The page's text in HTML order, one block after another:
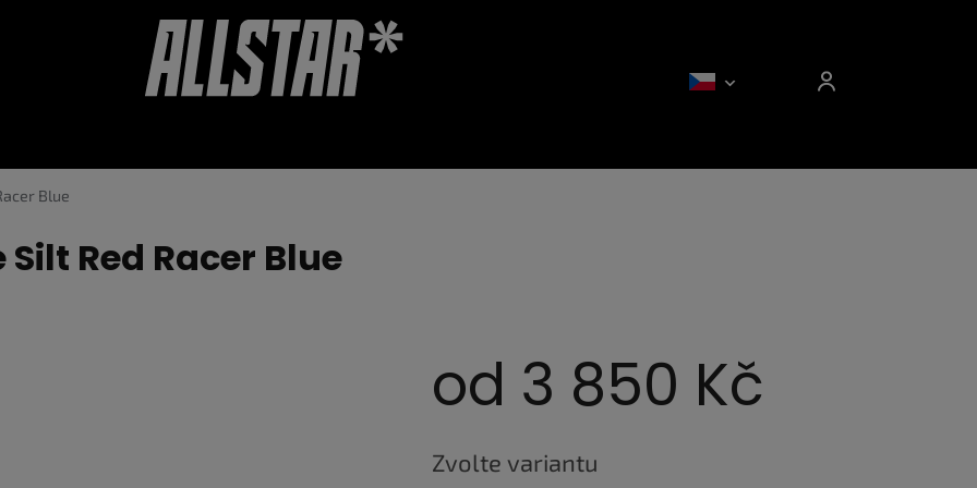
Blue
Red Racer Blue
od 3 850 Kč
cena:
Zvolte variantu